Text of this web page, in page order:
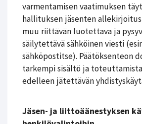
varmentamisen vaatimuksen
hallituksen jäsenten
muu riittävän luotettava ja
säilytettävä sähköinen viesti
sähköpostitse). Päätöksenteon
tarkempi sisältö ja
edelleen jätettävän
Jäsen- ja liittoäänestyksen